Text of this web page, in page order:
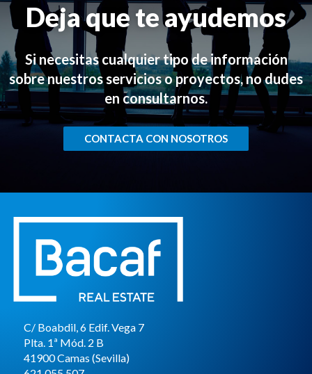
Deja que te ayudemos
Si necesitas cualquier tipo de información
sobre nuestros servicios o proyectos, no dudes
en consultarnos.
CONTACTA CON NOSOTROS
C/ Boabdil, 6 Edif. Vega 7
Plta. 1ª Mód. 2 B
41900 Camas (Sevilla)